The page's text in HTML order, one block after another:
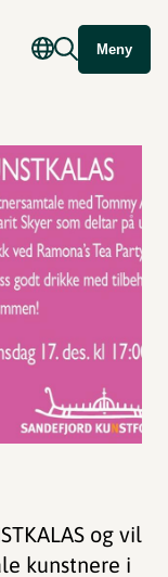
Meny
og vil
kunstnere i